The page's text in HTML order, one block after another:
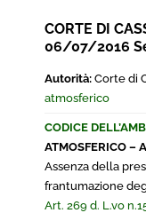
CORTE DI
06/07/2016
Autorità: Corte di
atmosferico
CODICE
ATMOSFERICO –
Assenza della
frantumazione
Art. 269 d. L.vo